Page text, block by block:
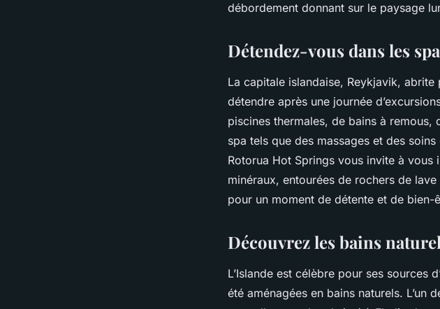
débordement donnant sur le paysage
Détendez-vous dans les
La capitale islandaise, Reykjavik,
détendre après une journée
piscines thermales, de bains à remous,
spa tels que des massages et des
Rotorua Hot Springs vous invite à vous
minéraux, entourées de rochers de
pour un moment de détente et de
Découvrez les bains
L’Islande est célèbre pour ses sources
été aménagées en bains naturels. L’un